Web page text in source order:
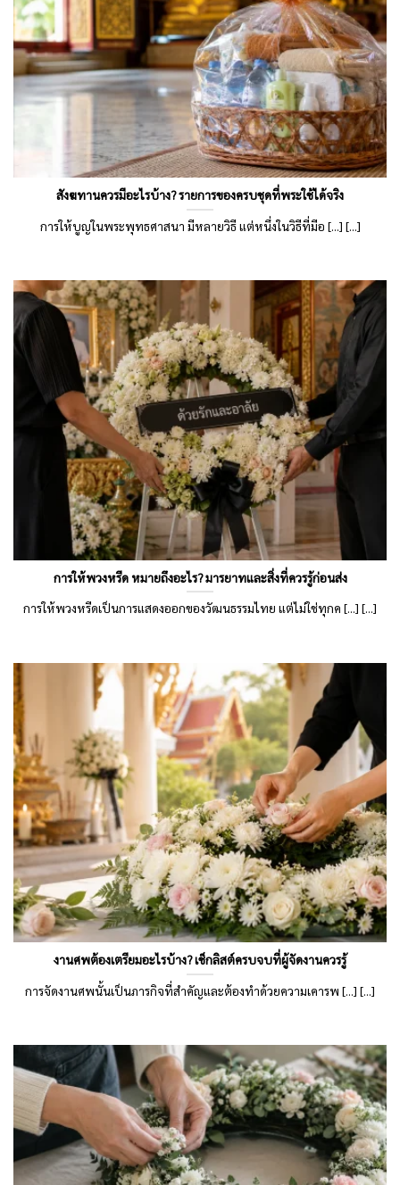
สังฆทานควรมีอะไรบ้าง? รายการของครบชุดที่พระใช้ได้จริง
การให้บูญในพระพุทธศาสนา มีหลายวิธี แต่หนึ่งในวิธีที่มีอ [...] [...]
การให้พวงหรีด หมายถึงอะไร? มารยาทและสิ่งที่ควรรู้ก่อนส่ง
การให้พวงหรีดเป็นการแสดงออกของวัฒนธรรมไทย แต่ไม่ใช่ทุกค [...] [...]
งานศพต้องเตรียมอะไรบ้าง? เช็กลิสต์ครบจบที่ผู้จัดงานควรรู้
การจัดงานศพนั้นเป็นภารกิจที่สำคัญและต้องทำด้วยความเคารพ [...] [...]